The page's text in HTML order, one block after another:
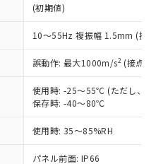
(初期値)
10～55Hz 複振幅 1.5mm (接
誤動作: 最大1000m/s2 (接点
使用時: -25～55℃ (ただし、氷
保存時: -40～80℃
使用時: 35～85%RH
パネル前面: IP66
準価格結果を当社の
いします。
部品リスト作成サー
ただくには、I-Web
録されている必要が
サイト上で当社にご
ストについて、当社
利用者が、当社の製
するお客様との取
などにより、予定
ます。
ンロード
ウンロードするこ
質）のすべてが基
します。
下において有害物
境に深刻な影響を
ます。
社販売部門へお問
を第三者に販売する
および3の内容を当
ます。また当社は、
に係わる関係者が違
れがある場合は、取
当社販売員にご確
、また在庫状況の
ていない機種